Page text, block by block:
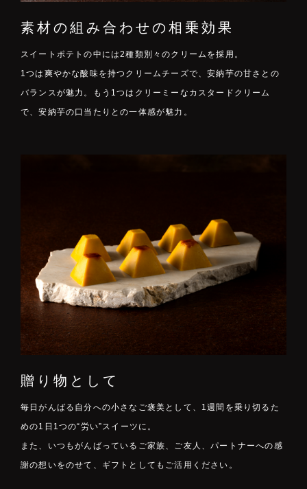
素材の組み合わせの相乗効果
スイートポテトの中には2種類別々のクリームを採用。
1つは爽やかな酸味を持つクリームチーズで、安納芋の甘さとの
バランスが魅力。もう1つはクリーミーなカスタードクリーム
で、安納芋の口当たりとの一体感が魅力。
贈り物として
毎日がんばる自分への小さなご褒美として、1週間を乗り切るた
めの1日1つの“労い”スイーツに。
また、いつもがんばっているご家族、ご友人、パートナーへの感
謝の想いをのせて、ギフトとしてもご活用ください。